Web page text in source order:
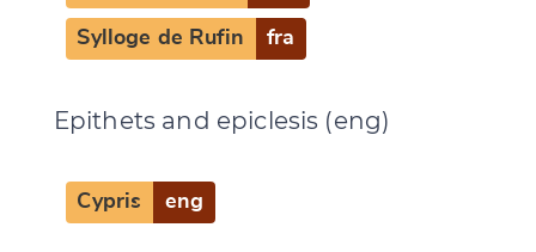
Sylloge de Rufin fra
Epithets and epiclesis (eng)
Cypris eng